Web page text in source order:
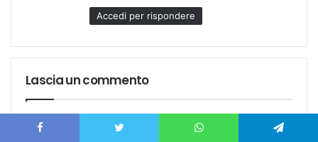
t
t
:
Accedi per rispondere
Lascia un commento
Devi essere connesso per inviare un commento.